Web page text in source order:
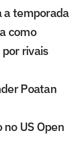
a temporada
como
rivais
Poatan
US Open